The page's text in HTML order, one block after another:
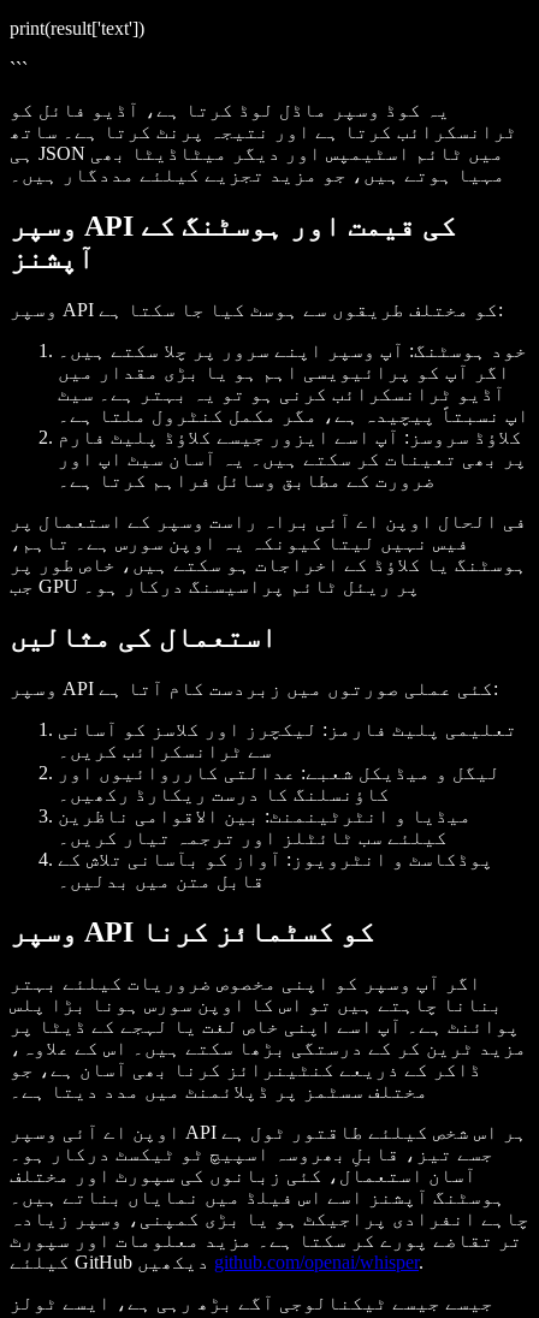
print(result['text'])
```
یہ کوڈ وسپر ماڈل لوڈ کرتا ہے، آڈیو فائل کو
ٹرانسکرائب کرتا ہے اور نتیجہ پرنٹ کرتا ہے۔ ساتھ
ہی JSON میں ٹائم اسٹیمپس اور دیگر میٹاڈیٹا بھی
مہیا ہوتے ہیں، جو مزید تجزیے کیلئے مددگار ہیں۔
وسپر API کی قیمت اور ہوسٹنگ کے
آپشنز
وسپر API کو مختلف طریقوں سے ہوسٹ کیا جا سکتا ہے:
خود ہوسٹنگ: آپ وسپر اپنے سرور پر چلا سکتے ہیں۔
اگر آپ کو پرائیویسی اہم ہو یا بڑی مقدار میں
آڈیو ٹرانسکرائب کرنی ہو تو یہ بہتر ہے۔ سیٹ
اپ نسبتاً پیچیدہ ہے، مگر مکمل کنٹرول ملتا ہے۔
کلاؤڈ سروسز : آپ اسے ایزور جیسے کلاؤڈ پلیٹ فارم
پر بھی تعینات کر سکتے ہیں۔ یہ آسان سیٹ اپ اور
ضرورت کے مطابق وسائل فراہم کرتا ہے۔
فی الحال اوپن اے آئی براہ راست وسپر کے استعمال پر
فیس نہیں لیتا کیونکہ یہ اوپن سورس ہے۔ تاہم،
ہوسٹنگ یا کلاؤڈ کے اخراجات ہو سکتے ہیں، خاص طور پر
جب GPU پر ریئل ٹائم پراسیسنگ درکار ہو۔
استعمال کی مثالیں
وسپر API کئی عملی صورتوں میں زبردست کام آتا ہے:
تعلیمی پلیٹ فارمز : لیکچرز اور کلاسز کو آسانی
سے ٹرانسکرائب کریں۔
لیگل و میڈیکل شعبے: عدالتی کارروائیوں اور
کاؤنسلنگ کا درست ریکارڈ رکھیں۔
میڈیا و انٹرٹینمنٹ: بین الاقوامی ناظرین
کیلئے سب ٹائٹلز اور ترجمہ تیار کریں۔
پوڈکاسٹ و انٹرویوز : آواز کو بآسانی تلاش کے
قابل متن میں بدلیں۔
وسپر API کو کسٹمائز کرنا
اگر آپ وسپر کو اپنی مخصوص ضروریات کیلئے بہتر
بنانا چاہتے ہیں تو اس کا اوپن سورس ہونا بڑا پلس
پوائنٹ ہے۔ آپ اسے اپنی خاص لغت یا لہجے کے ڈیٹا پر
مزید ٹرین کر کے درستگی بڑھا سکتے ہیں۔ اس کے علاوہ،
ڈاکر کے ذریعے کنٹینرائز کرنا بھی آسان ہے، جو
مختلف سسٹمز پر ڈپلائمنٹ میں مدد دیتا ہے۔
اوپن اے آئی وسپر API ہر اس شخص کیلئے طاقتور ٹول ہے
جسے تیز، قابلِ بھروسہ اسپیچ ٹو ٹیکسٹ درکار ہو۔
آسان استعمال، کئی زبانوں کی سپورٹ اور مختلف
ہوسٹنگ آپشنز اسے اس فیلڈ میں نمایاں بناتے ہیں۔
چاہے انفرادی پراجیکٹ ہو یا بڑی کمپنی، وسپر زیادہ
تر تقاضے پورے کر سکتا ہے۔ مزید معلومات اور سپورٹ
github.com/openai/whisper.
جیسے جیسے ٹیکنالوجی آگے بڑھ رہی ہے، ایسے ٹولز